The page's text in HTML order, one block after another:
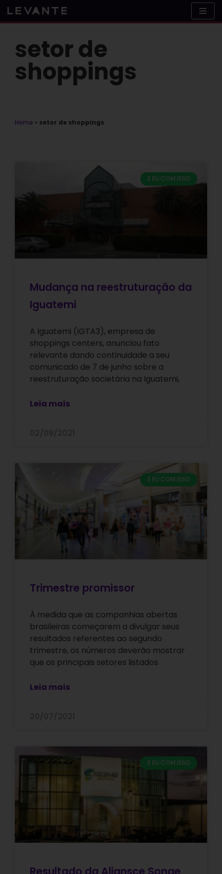
Skip
to
setor de
shoppings
Home » setor de shoppings
E EU COM ISSO
Mudança na reestruturação da
Iguatemi
A Iguatemi (IGTA3), empresa de
shoppings centers, anunciou fato
relevante dando continuidade a seu
comunicado de 7 de junho sobre a
reestruturação societária na Iguatemi,
Leia mais
E EU COM ISSO
Trimestre promissor
À medida que as companhias abertas
brasileiras começarem a divulgar seus
resultados referentes ao segundo
trimestre, os números deverão mostrar
que os principais setores listados
Leia mais
E EU COM ISSO